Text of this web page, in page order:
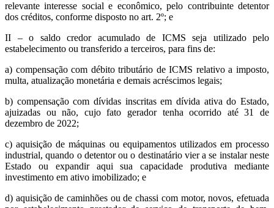
relevante interesse social e econômico, pelo contribuinte detentor
dos créditos, conforme disposto no art. 2º; e
II – o saldo credor acumulado de ICMS seja utilizado pelo
estabelecimento ou transferido a terceiros, para fins de:
a) compensação com débito tributário de ICMS relativo a imposto,
multa, atualização monetária e demais acréscimos legais;
b) compensação com dívidas inscritas em dívida ativa do Estado,
ajuizadas ou não, cujo fato gerador tenha ocorrido até 31 de
dezembro de 2022;
c) aquisição de máquinas ou equipamentos utilizados em processo
industrial, quando o detentor ou o destinatário vier a se instalar neste
Estado ou expandir aqui sua capacidade produtiva mediante
investimento em ativo imobilizado; e
d) aquisição de caminhões ou de chassi com motor, novos, efetuada